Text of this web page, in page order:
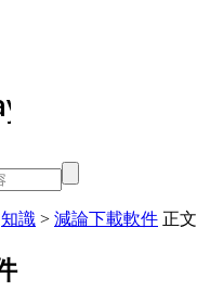
知識 > 減論下載軟件 正文